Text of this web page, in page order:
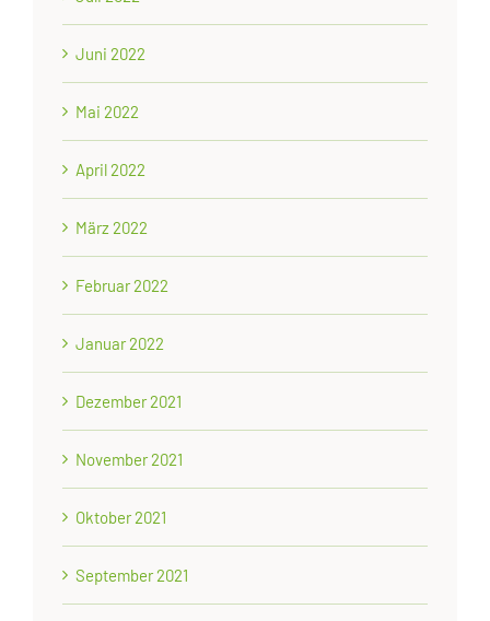
Juni 2022
Mai 2022
April 2022
März 2022
Februar 2022
Januar 2022
Dezember 2021
November 2021
Oktober 2021
September 2021